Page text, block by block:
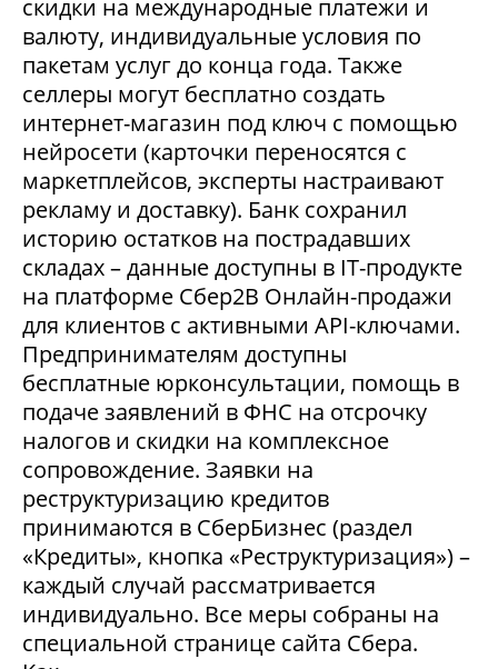
скидки на международные платежи и
валюту, индивидуальные условия по
пакетам услуг до конца года. Также
селлеры могут бесплатно создать
интернет-магазин под ключ с помощью
нейросети (карточки переносятся с
маркетплейсов, эксперты настраивают
рекламу и доставку). Банк сохранил
историю остатков на пострадавших
складах – данные доступны в IT-продукте
на платформе Сбер2В Онлайн-продажи
для клиентов с активными API-ключами.
Предпринимателям доступны
бесплатные юрконсультации, помощь в
подаче заявлений в ФНС на отсрочку
налогов и скидки на комплексное
сопровождение. Заявки на
реструктуризацию кредитов
принимаются в СберБизнес (раздел
«Кредиты», кнопка «Реструктуризация») –
каждый случай рассматривается
индивидуально. Все меры собраны на
специальной странице сайта Сбера.